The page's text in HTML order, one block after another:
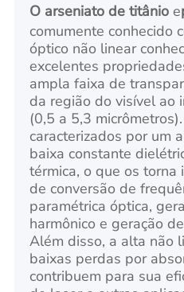
O arseniato de titânio e
comumente conhecido
óptico não linear
excelentes
ampla faixa de
da região do visível ao
(0,5 a 5,3
caracterizados por um
baixa constante
térmica, o que os torna
de conversão de
paramétrica óptica,
harmônico e geração
Além disso, a alta não
baixas perdas por
contribuem para sua